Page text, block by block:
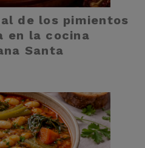
de los pimientos
en la cocina
Santa